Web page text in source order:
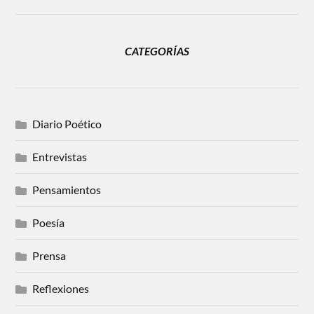
CATEGORÍAS
Diario Poético
Entrevistas
Pensamientos
Poesía
Prensa
Reflexiones